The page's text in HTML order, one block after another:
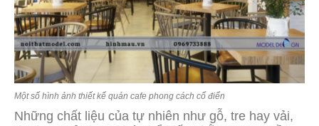
Một số hình ảnh thiết kế quán cafe phong cách cổ điển
Những chất liệu của tự nhiên như gỗ, tre hay vải,